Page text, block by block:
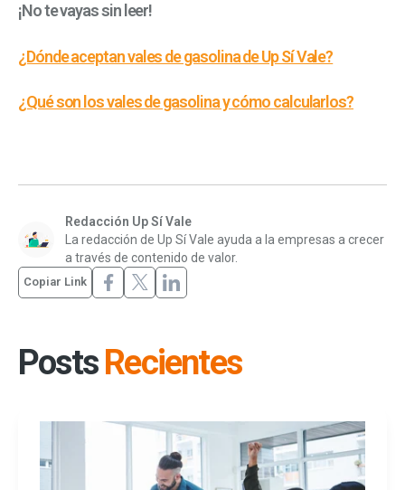
¡No te vayas sin leer!
¿Dónde aceptan vales de gasolina de Up Sí Vale?
¿Qué son los vales de gasolina y cómo calcularlos?
Redacción Up Sí Vale
La redacción de Up Sí Vale ayuda a la empresas a crecer
a través de contenido de valor.
Copiar Link
PostsRecientes